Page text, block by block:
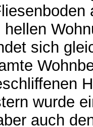
sich
wurde
auch